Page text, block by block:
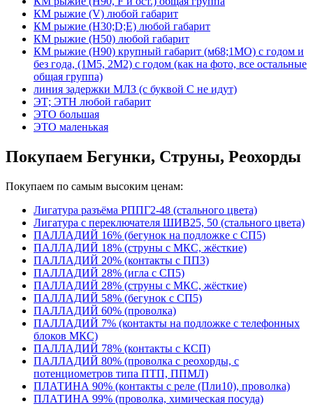
КМ рыжие (V) любой габарит
КМ рыжие (Н30;D;E) любой габарит
КМ рыжие (Н50) любой габарит
КМ рыжие (Н90) крупный габарит (м68;1МО) с годом и
без года, (1М5, 2М2) с годом (как на фото, все остальные
общая группа)
линия задержки МЛЗ (с буквой С не идут)
ЭТ; ЭТН любой габарит
ЭТО большая
ЭТО маленькая
Покупаем Бегунки, Струны, Реохорды
Покупаем по самым высоким ценам:
Лигатура разъёма РППГ2-48 (стального цвета)
Лигатура с переключателя ШИВ25, 50 (стального цвета)
ПАЛЛАДИЙ 16% (бегунок на подложке с СП5)
ПАЛЛАДИЙ 18% (струны с МКС, жёсткие)
ПАЛЛАДИЙ 20% (контакты с ПП3)
ПАЛЛАДИЙ 28% (игла с СП5)
ПАЛЛАДИЙ 28% (струны с МКС, жёсткие)
ПАЛЛАДИЙ 58% (бегунок с СП5)
ПАЛЛАДИЙ 60% (проволка)
ПАЛЛАДИЙ 7% (контакты на подложке с телефонных
блоков МКС)
ПАЛЛАДИЙ 78% (контакты с КСП)
ПАЛЛАДИЙ 80% (проволка с реохорды, с
потенциометров типа ПТП, ППМЛ)
ПЛАТИНА 90% (контакты с реле (Пли10), проволка)
ПЛАТИНА 99% (проволка, химическая посуда)